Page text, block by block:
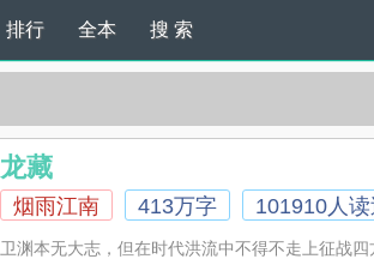
排行 全本 搜 索
龙藏
烟雨江南 413万字 101910人读
卫渊本无大志，但在时代洪流中不得不走上征战